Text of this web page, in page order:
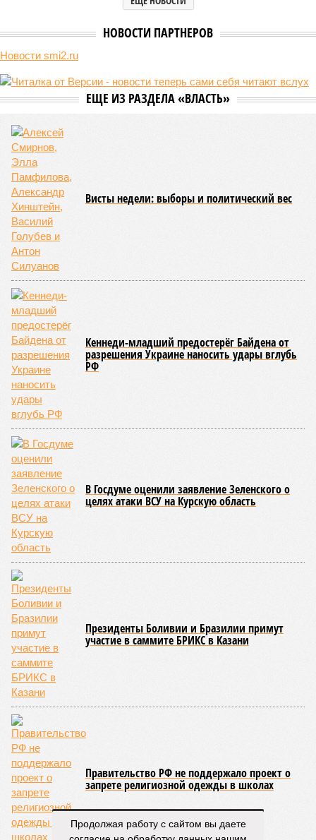
«Станция Л» продолжают ждать от компании Capital Group начала
реальной достройки (изображение сгенерировано ИИ)
Пока в Ярославском районе СВАО дольщики «Сказочного леса»
уже получают ключи – в мае 2026 года были получены
заключение о соответствии проектной документации и
разрешение на ввод жилищного комплекса в эксплуатацию –
совсем недалеко, в паре станций метро южнее, на Люблинской
улице, картина, можно сказать, прямо противоположная.
ЖК «Светлый мир «Станция Л»: та же группа компаний-
банкрот Seven Suns Development, та же
схема достройки через Capital Group осенью 2024 года, но
за прошедшие два года результатов, по словам дольщиков,
практически не видно. Поинформациииз профильных
порталов, первую очередь ЖК строители обещают сдать к
декабрю 2026 г., вторую – к марту 2028-го. Но никто при
этом из кураторов стройки не задается вопросом: как эти
сроки должны материализоваться? На строительной
площадке, по свидетельствам дольщиков, регулярно
бывающих у забора, какая-либо техника отсутствует. Ни
бетононасосов, ни работающих кранов, ни признаков
мобилизации подрядчиков. При том, что до «декабря 2026»
осталось менее полугода.
Если в «Сказочном лесу» техзаказчик публично
отчитывался о поэтапной готовности – 90%, затем 97%, с
конкретными инженерными работами (усиление
монолитных конструкций, устранение проектных ошибок) –
дольщики не видят. Ни Capital Group, ни кураторы
строительства не подтверждают ни соблюдения графика
строительства, ни объёма фактически выполненных работ.
Напрашивается закономерный вопрос: если
декларируемая «Capital Group модель (достраивать
проблемные объекты SSD») сработала на
Лосиноостровской, почему она не масштабируется на
Люблино? И означает ли отсутствие техники на площадке,
что в реальности подрядчик по «Станции Л» ещё даже не
определён?Митинги
2025–2026 годах, похоже, не изменили ситуацию.
последние месяцы в личном общении нам перестали
называть даже ориентировочные сроки», – рассказывают
расстроенные дольщики.
Казалось бы, формально ответственность по
достраиванию объекта распределена. Seven Suns
Продолжая работу с сайтом вы даете